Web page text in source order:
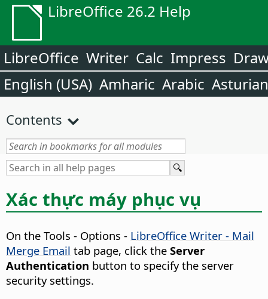
LibreOffice 26.2 Help
LibreOffice Writer Calc Impress
English (USA) Amharic Arabic Asturian
Contents
Xác thực máy phục vụ
On the Tools - Options - LibreOffice Writer - Mail
Merge Email tab page, click the Server
Authentication button to specify the server
security settings.